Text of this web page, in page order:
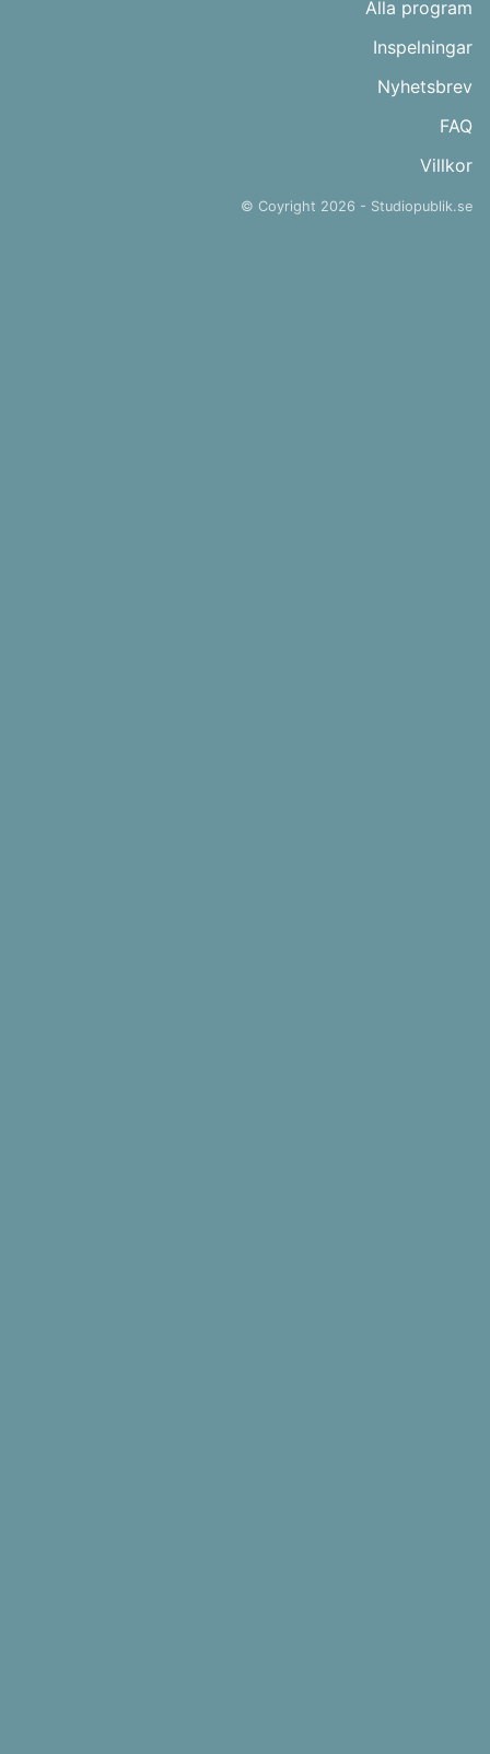
Alla program
Inspelningar
Nyhetsbrev
FAQ
Villkor
© Coyright 2026 - Studiopublik.se